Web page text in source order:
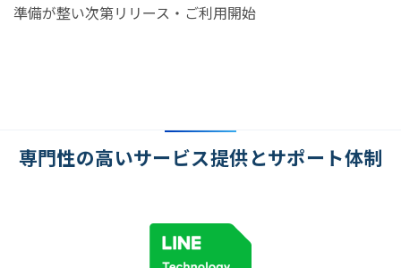
準備が整い次第リリース・ご利用開始
専門性の高いサービス提供とサポート体制